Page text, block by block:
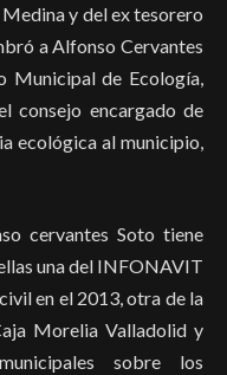
y del ex tesorero
a Alfonso Cervantes
Municipal de Ecología,
consejo encargado de
ecológica al municipio,
cervantes Soto tiene
una del INFONAVIT
en el 2013, otra de la
Morelia Valladolid y
sobre los